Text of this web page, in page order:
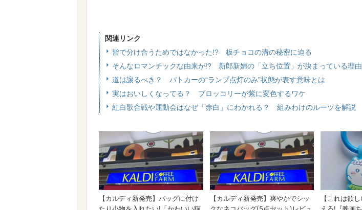
関連リンク
皆で分け合うためではなかった!? 板チョコの溝の秘密に迫る
そんなロマンチックな由来が!? 新郎新婦の「立ち位置」が決まっている理由
道は譲るべき？ パトカーの“ランプ点灯のみ”状態が表す意味とは
実はおいしくなってる？ ブロッコリーが紫に変色するワケ
紅白歌合戦や運動会はなぜ「赤白」にわかれる？ 組みわけのルーツを解説